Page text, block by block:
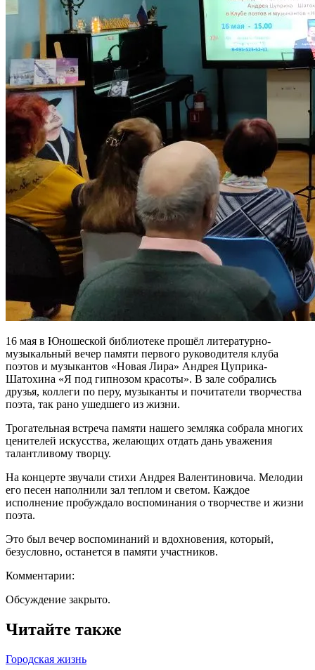
16 мая в Юношеской библиотеке прошёл литературно-
музыкальный вечер памяти первого руководителя клуба
поэтов и музыкантов «Новая Лира» Андрея Цуприка-
Шатохина «Я под гипнозом красоты». В зале собрались
друзья, коллеги по перу, музыканты и почитатели творчества
поэта, так рано ушедшего из жизни.
Трогательная встреча памяти нашего земляка собрала многих
ценителей искусства, желающих отдать дань уважения
талантливому творцу.
На концерте звучали стихи Андрея Валентиновича. Мелодии
его песен наполнили зал теплом и светом. Каждое
исполнение пробуждало воспоминания о творчестве и жизни
поэта.
Это был вечер воспоминаний и вдохновения, который,
безусловно, останется в памяти участников.
Комментарии:
Обсуждение закрыто.
Читайте также
Городская жизнь